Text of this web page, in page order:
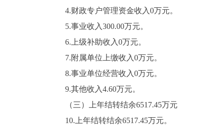
4.财政专户管理资金收入0万元。
5.事业收入300.00万元。
6.上级补助收入0万元。
7.附属单位上缴收入0万元。
8.事业单位经营收入0万元。
9.其他收入4.60万元。
（三）上年结转结余6517.45万元
10.上年结转结余6517.45万元。